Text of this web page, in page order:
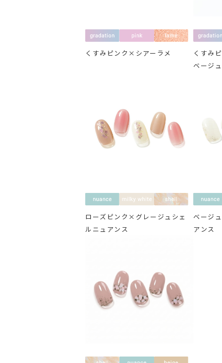
くすみピンク×シアーラメ
くすみ
ベージ
ローズピンク×グレージュシェ
ルニュアンス
ベージ
アンス